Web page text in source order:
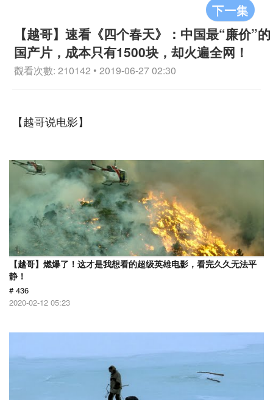
下一集
【越哥】速看《四个春天》：中国最“廉价”的
国产片，成本只有1500块，却火遍全网！
觀看次數: 210142 • 2019-06-27 02:30
【越哥说电影】
【越哥】燃爆了！这才是我想看的超级英雄电影，看完久久无法平
静！
# 436
2020-02-12 05:23